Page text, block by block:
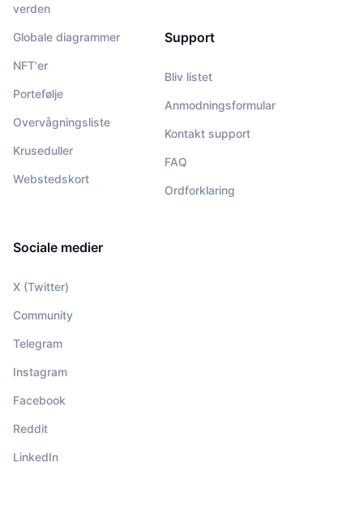
verden
Globale diagrammer
NFT'er
Portefølje
Overvågningsliste
Kruseduller
Webstedskort
Support
Bliv listet
Anmodningsformular
Kontakt support
FAQ
Ordforklaring
Sociale medier
X (Twitter)
Community
Telegram
Instagram
Facebook
Reddit
LinkedIn